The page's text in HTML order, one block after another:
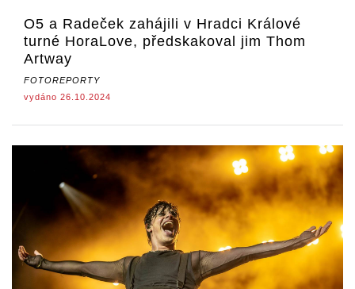
O5 a Radeček zahájili v Hradci Králové
turné HoraLove, předskakoval jim Thom
Artway
FOTOREPORTY
vydáno 26.10.2024